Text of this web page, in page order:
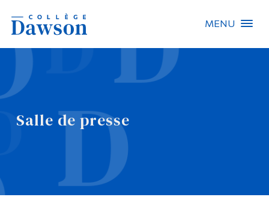
MENU
Salle de presse
Recherche sur le site
Recherche de personnes
EN
Omnivox